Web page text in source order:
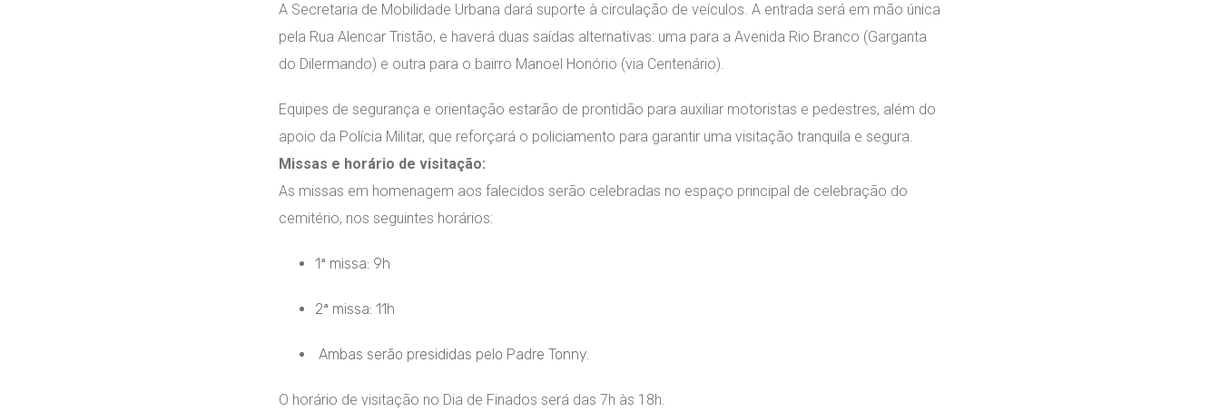
A Secretaria de Mobilidade Urbana dará suporte à circulação de veículos. A entrada será em mão única
pela Rua Alencar Tristão, e haverá duas saídas alternativas: uma para a Avenida Rio Branco (Garganta
do Dilermando) e outra para o bairro Manoel Honório (via Centenário).
Equipes de segurança e orientação estarão de prontidão para auxiliar motoristas e pedestres, além do
apoio da Polícia Militar, que reforçará o policiamento para garantir uma visitação tranquila e segura.
Missas e horário de visitação:
As missas em homenagem aos falecidos serão celebradas no espaço principal de celebração do
cemitério, nos seguintes horários:
1ª missa: 9h
2ª missa: 11h
Ambas serão presididas pelo Padre Tonny.
O horário de visitação no Dia de Finados será das 7h às 18h.